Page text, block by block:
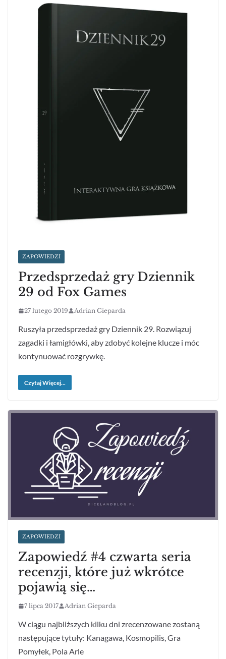
ZAPOWIEDZI
Przedsprzedaż gry Dziennik
29 od Fox Games
27 lutego 2019 Adrian Gieparda
Ruszyła przedsprzedaż gry Dziennik 29. Rozwiązuj
zagadki i łamigłówki, aby zdobyć kolejne klucze i móc
kontynuować rozgrywkę.
Czytaj Więcej...
ZAPOWIEDZI
Zapowiedź #4 czwarta seria
recenzji, które już wkrótce
pojawią się…
7 lipca 2017 Adrian Gieparda
W ciągu najbliższych kilku dni zrecenzowane zostaną
następujące tytuły: Kanagawa, Kosmopilis, Gra
Pomyłek, Pola Arle